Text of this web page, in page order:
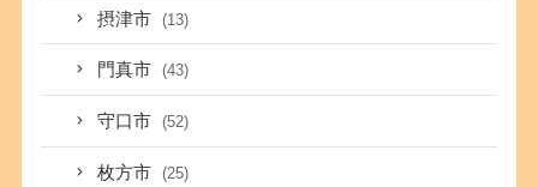
摂津市 (13)
門真市 (43)
守口市 (52)
枚方市 (25)